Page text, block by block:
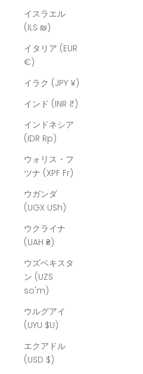
イスラエル
(ILS ₪)
イタリア (EUR
€)
イラク (JPY ¥)
インド (INR ₹)
インドネシア
(IDR Rp)
ウォリス・フ
ツナ (XPF Fr)
ウガンダ
(UGX USh)
ウクライナ
(UAH ₴)
ウズベキスタ
ン (UZS
so'm)
ウルグアイ
(UYU $U)
エクアドル
(USD $)